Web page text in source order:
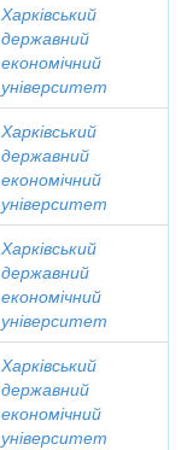
Харківський
державний
економічний
університет
Харківський
державний
економічний
університет
Харківський
державний
економічний
університет
Харківський
державний
економічний
університет